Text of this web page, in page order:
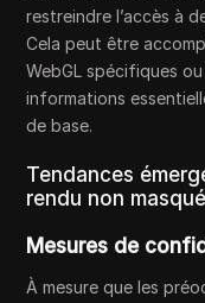
restreindre l’accès à
Cela peut être
WebGL spécifiques
informations
de base.
Tendances
rendu non masqué
Mesures de
À mesure que les